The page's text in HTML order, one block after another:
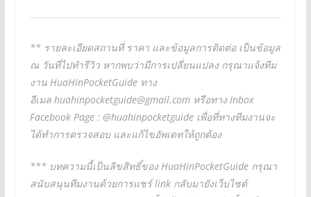
** รายละเอียดสถานที่ ราคา และข้อมูลการติดต่อ เป็นข้อมูล
ณ วันที่ไปทำรีวิว หากพบว่ามีการเปลี่ยนแปลง กรุณาแจ้งทีม
งาน HuaHinPocketGuide ทาง
อีเมล huahinpocketguide@gmail.comหรือทาง Inbox
Facebook Page : @huahinpocketguide เพื่อที่ทางทีมงานจะ
ได้ทำการตรวจสอบ และแก้ไขอัพเดทให้ถูกต้อง
*** บทความนี้เป็นลิขสิทธิ์ของ HuaHinPocketGuide กรุณา
สนับสนุนทีมงานด้วยการแชร์ link กลับมายังเว็บไซต์